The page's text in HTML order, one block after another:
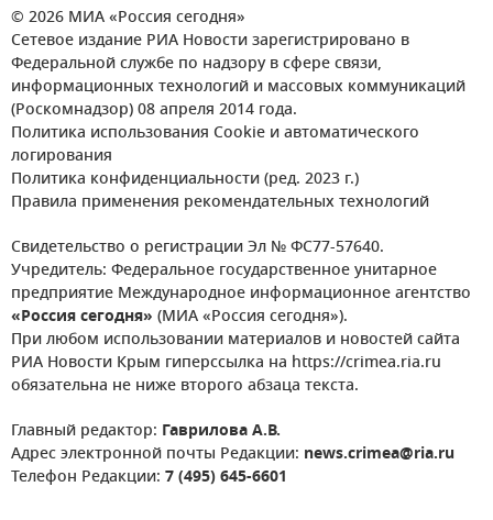
© 2026 МИА «Россия сегодня»
Сетевое издание РИА Новости зарегистрировано в
Федеральной службе по надзору в сфере связи,
информационных технологий и массовых коммуникаций
(Роскомнадзор) 08 апреля 2014 года.
Политика использования Cookie и автоматического
логирования
Политика конфиденциальности (ред. 2023 г.)
Правила применения рекомендательных технологий
Свидетельство о регистрации Эл № ФС77-57640.
Учредитель: Федеральное государственное унитарное
предприятие Международное информационное агентство
«Россия сегодня» (МИА «Россия сегодня»).
При любом использовании материалов и новостей сайта
РИА Новости Крым гиперссылка на https://crimea.ria.ru
обязательна не ниже второго абзаца текста.
Главный редактор: Гаврилова А.В.
Адрес электронной почты Редакции: news.crimea@ria.ru
Телефон Редакции: 7 (495) 645-6601